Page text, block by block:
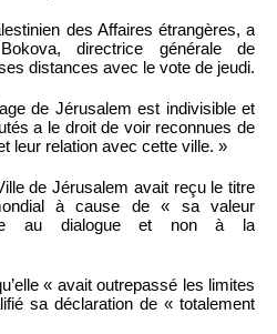
des Affaires étrangères, a
directrice générale de
distances avec le vote de jeudi.
de Jérusalem est indivisible et
a le droit de voir reconnues de
leur relation avec cette ville. »
de Jérusalem avait reçu le titre
à cause de « sa valeur
au dialogue et non à la
« avait outrepassé les limites
sa déclaration de « totalement